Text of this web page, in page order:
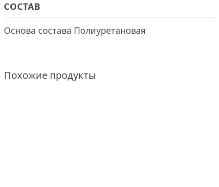
СОСТАВ
Основа состава Полиуретановая
Похожие продукты